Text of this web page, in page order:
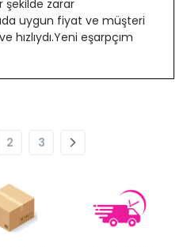
şekilde zarar
uygun fiyat ve müşteri
hızlıydı.Yeni eşarpçım
2 3